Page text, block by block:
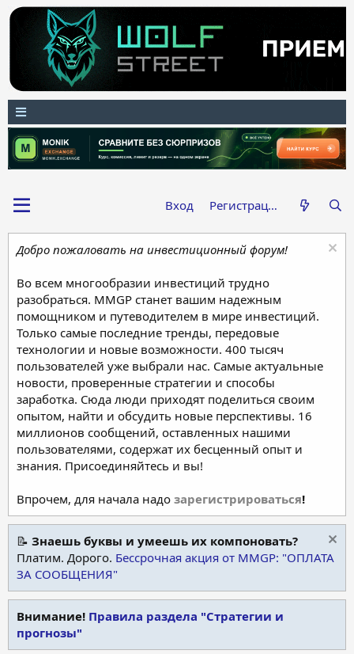
Вход Регистрация
Добро пожаловать на инвестиционный форум!
Во всем многообразии инвестиций трудно
разобраться. MMGP станет вашим надежным
помощником и путеводителем в мире инвестиций.
Только самые последние тренды, передовые
технологии и новые возможности. 400 тысяч
пользователей уже выбрали нас. Самые актуальные
новости, проверенные стратегии и способы
заработка. Сюда люди приходят поделиться своим
опытом, найти и обсудить новые перспективы. 16
миллионов сообщений, оставленных нашими
пользователями, содержат их бесценный опыт и
знания. Присоединяйтесь и вы!
Впрочем, для начала надо зарегистрироваться!
📝 Знаешь буквы и умеешь их компоновать?
Платим. Дорого. Бессрочная акция от MMGP: "ОПЛАТА
ЗА СООБЩЕНИЯ"
Внимание! Правила раздела "Стратегии и
прогнозы"